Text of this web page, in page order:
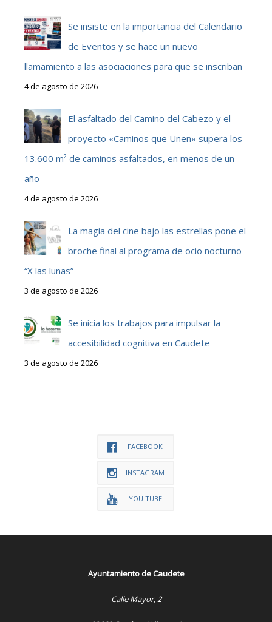
Se insiste en la importancia del Calendario
de Eventos y se hace un nuevo
llamamiento a las asociaciones para que se inscriban
4 de agosto de 2026
El asfaltado del Camino del Cabezo y el
proyecto «Caminos que Unen» supera los
13.600 m² de caminos asfaltados, en menos de un
año
4 de agosto de 2026
La magia del cine bajo las estrellas pone el
broche final al programa de ocio nocturno
“X las lunas”
3 de agosto de 2026
Se inicia los trabajos para impulsar la
accesibilidad cognitiva en Caudete
3 de agosto de 2026
FACEBOOK
INSTAGRAM
YOU TUBE
Ayuntamiento de Caudete
Calle Mayor, 2